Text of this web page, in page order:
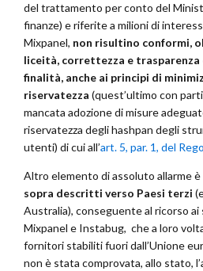
del trattamento per conto del
finanze) e riferite a milioni di
Mixpanel, non risultino conformi,
liceità, correttezza e
finalità, anche ai principi di
riservatezza (quest’ultimo con
mancata adozione di misure
riservatezza degli hashpan degli
utenti) di cui all’art. 5, par. 1, del
Altro elemento di assoluto allarme è
sopra descritti verso Paesi terzi
Australia), conseguente al ricorso
Mixpanel e Instabug, che a loro
fornitori stabiliti fuori dall’Unione
non è stata comprovata, allo stato,